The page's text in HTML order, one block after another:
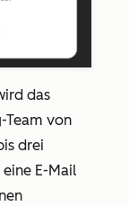
das
Team von
drei
E-Mail